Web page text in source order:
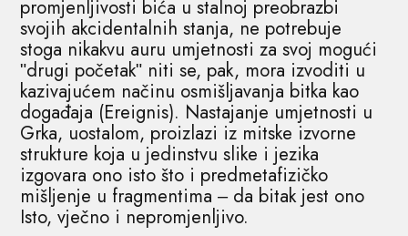
promjenljivosti bića u stalnoj preobrazbi
svojih akcidentalnih stanja, ne potrebuje
stoga nikakvu auru umjetnosti za svoj mogući
ʺdrugi početakʺ niti se, pak, mora izvoditi u
kazivajućem načinu osmišljavanja bitka kao
događaja (Ereignis). Nastajanje umjetnosti u
Grka, uostalom, proizlazi iz mitske izvorne
strukture koja u jedinstvu slike i jezika
izgovara ono isto što i predmetafizičko
mišljenje u fragmentima ‒ da bitak jest ono
Isto, vječno i nepromjenljivo.